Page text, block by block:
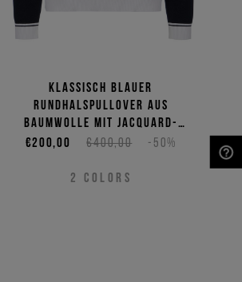
Klassisch blauer
Rundhalspullover aus
Baumwolle mit Jacquard-
Verarbeitung
€400,00 -50%
€200,00
2 COLORS